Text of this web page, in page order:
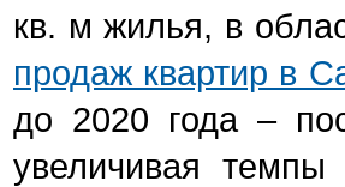
кв. м жилья, в
продаж квартир в
до 2020 года –
увеличивая